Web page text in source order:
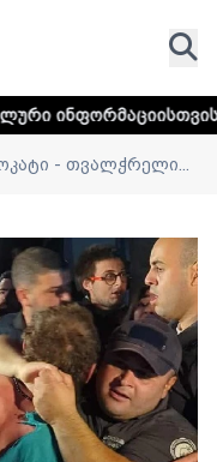
დააკლიკეთ ლინკს
- თვალჭრელი...